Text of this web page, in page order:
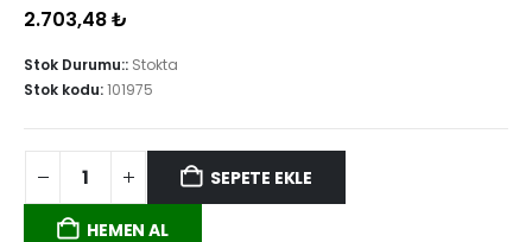
2.703,48₺
Stok Durumu:: Stokta
Stok kodu:101975
SEPETE EKLE
HEMEN AL